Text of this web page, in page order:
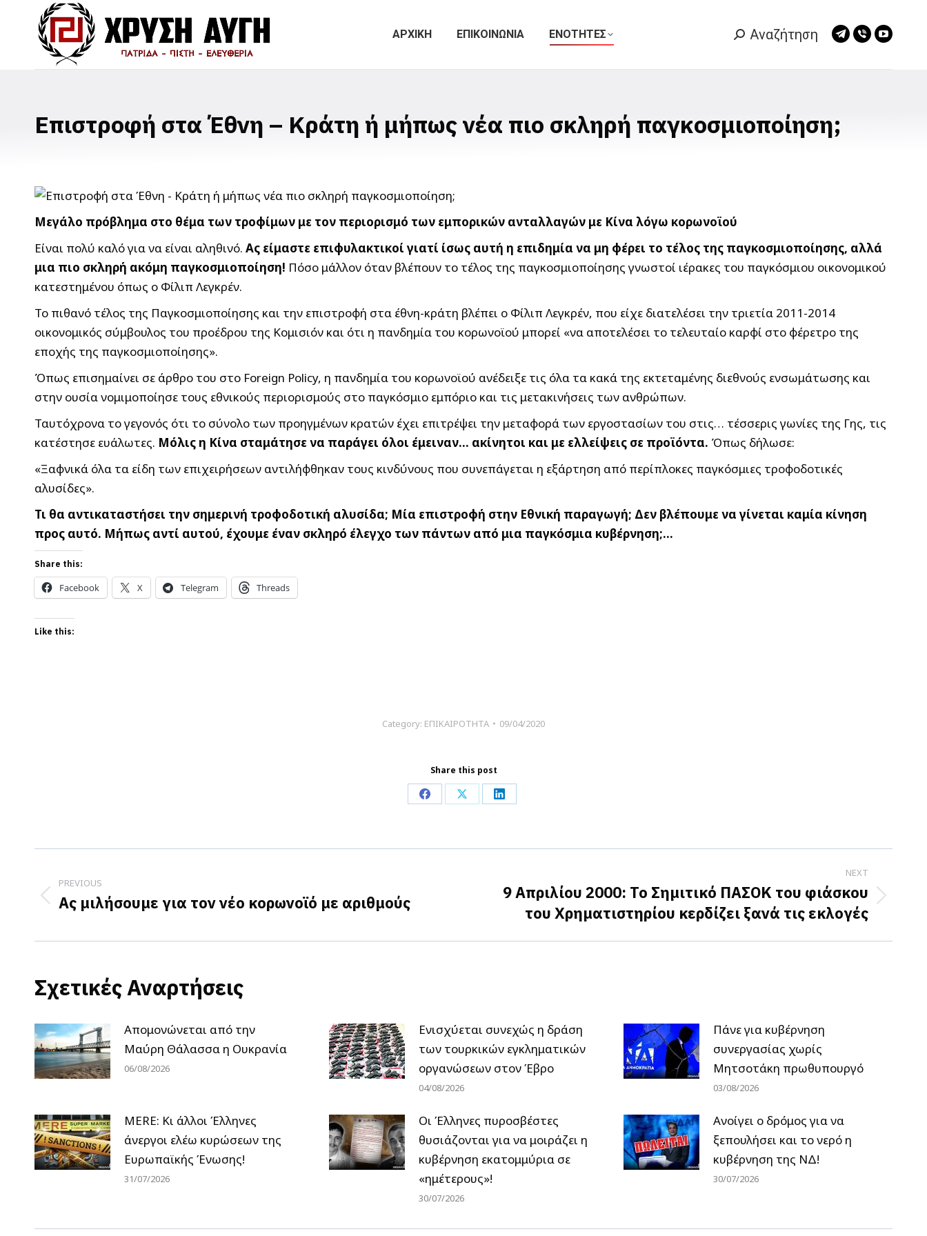
ΑΡΧΙΚΗ ΕΠΙΚΟΙΝΩΝΙΑ ΕΝΟΤΗΤΕΣ Search:
Αναζήτηση
Telegram
Viber
Επιστροφή στα Έθνη – Κράτη ή μήπως νέα πιο σκληρή παγκοσμιοποίηση;
Μεγάλο πρόβλημα στο θέμα των τροφίμων με τον περιορισμό των εμπορικών ανταλλαγών με Κίνα λόγω κορωνοϊού
Είναι πολύ καλό για να είναι αληθινό. Ας είμαστε επιφυλακτικοί γιατί ίσως αυτή η επιδημία να μη φέρει το τέλος της παγκοσμιοποίησης, αλλά
μια πιο σκληρή ακόμη παγκοσμιοποίηση! Πόσο μάλλον όταν βλέπουν το τέλος της παγκοσμιοποίησης γνωστοί ιέρακες του παγκόσμιου οικονομικού
κατεστημένου όπως ο Φίλιπ Λεγκρέν.
To πιθανό τέλος της Παγκοσμιοποίησης και την επιστροφή στα έθνη-κράτη βλέπει ο Φίλιπ Λεγκρέν, που είχε διατελέσει την τριετία 2011-2014
οικονομικός σύμβουλος του προέδρου της Κομισιόν και ότι η πανδημία του κορωνοϊού μπορεί «να αποτελέσει το τελευταίο καρφί στο φέρετρο της
εποχής της παγκοσμιοποίησης».
Όπως επισημαίνει σε άρθρο του στο Foreign Policy, η πανδημία του κορωνοϊού ανέδειξε τις όλα τα κακά της εκτεταμένης διεθνούς ενσωμάτωσης και
στην ουσία νομιμοποίησε τους εθνικούς περιορισμούς στο παγκόσμιο εμπόριο και τις μετακινήσεις των ανθρώπων.
Ταυτόχρονα το γεγονός ότι το σύνολο των προηγμένων κρατών έχει επιτρέψει την μεταφορά των εργοστασίων του στις… τέσσερις γωνίες της Γης, τις
κατέστησε ευάλωτες. Μόλις η Κίνα σταμάτησε να παράγει όλοι έμειναν… ακίνητοι και με ελλείψεις σε προϊόντα. Όπως δήλωσε:
«Ξαφνικά όλα τα είδη των επιχειρήσεων αντιλήφθηκαν τους κινδύνους που συνεπάγεται η εξάρτηση από περίπλοκες παγκόσμιες τροφοδοτικές
αλυσίδες».
Τι θα αντικαταστήσει την σημερινή τροφοδοτική αλυσίδα; Μία επιστροφή στην Εθνική παραγωγή; Δεν βλέπουμε να γίνεται καμία κίνηση
προς αυτό. Μήπως αντί αυτού, έχουμε έναν σκληρό έλεγχο των πάντων από μια παγκόσμια κυβέρνηση;…
Share this:
Facebook X Telegram Threads
Like this:
Category: ΕΠΙΚΑΙΡΟΤΗΤΑ 09/04/2020
Share this post
Share
Facebook
Share
X
Share
LinkedIn
navigation
PREVIOUS
Previous
Ας μιλήσουμε για τον νέο κορωνοϊό με αριθμούς
NEXT
Next
9 Απριλίου 2000: Το Σημιτικό ΠΑΣΟΚ του φιάσκου
του Χρηματιστηρίου κερδίζει ξανά τις εκλογές
Σχετικές Αναρτήσεις
Απομονώνεται από την
Μαύρη Θάλασσα η Ουκρανία
06/08/2026
Ενισχύεται συνεχώς η δράση
των τουρκικών εγκληματικών
οργανώσεων στον Έβρο
04/08/2026
Πάνε για κυβέρνηση
συνεργασίας χωρίς
Μητσοτάκη πρωθυπουργό
03/08/2026
MERE: Κι άλλοι Έλληνες
άνεργοι ελέω κυρώσεων της
Ευρωπαϊκής Ένωσης!
31/07/2026
Οι Έλληνες πυροσβέστες
θυσιάζονται για να μοιράζει η
κυβέρνηση εκατομμύρια σε
«ημέτερους»!
30/07/2026
Ανοίγει ο δρόμος για να
ξεπουλήσει και το νερό η
κυβέρνηση της ΝΔ!
30/07/2026